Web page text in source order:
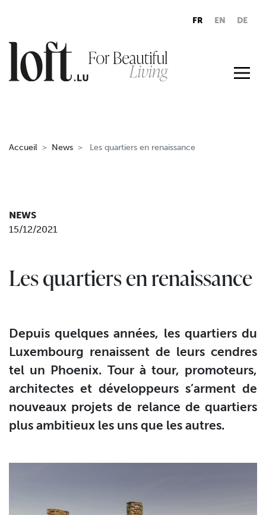
FR EN DE
Accueil News Les quartiers en renaissance
NEWS
15/12/2021
Les quartiers en renaissance
Depuis quelques années, les quartiers du
Luxembourg renaissent de leurs cendres
tel un Phoenix. Tour à tour, promoteurs,
architectes et développeurs s’arment de
nouveaux projets de relance de quartiers
plus ambitieux les uns que les autres.